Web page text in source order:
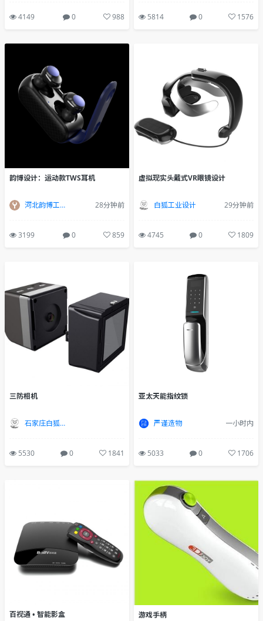
4149 0 988 5814 0 1576
韵博设计：运动款TWS耳机
河北韵博工业设计 28分钟前
3199 0 859
虚拟现实头戴式VR眼镜设计
白狐工业设计 29分钟前
4745 0 1809
三防相机
石家庄白狐设计
5530 0 1841
亚太天能指纹锁
严谨造物 一小时内
5033 0 1706
百视通 • 智能影盒 游戏手柄